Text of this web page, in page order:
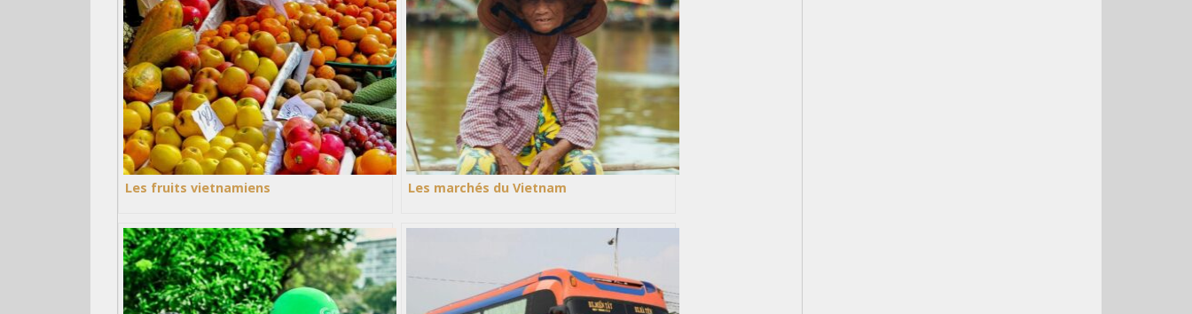
Les fruits vietnamiens Les marchés du Vietnam